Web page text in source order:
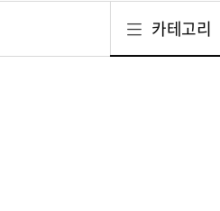
카테고리